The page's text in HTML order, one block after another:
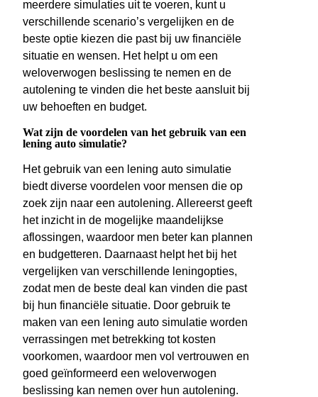
meerdere simulaties uit te voeren, kunt u
verschillende scenario’s vergelijken en de
beste optie kiezen die past bij uw financiële
situatie en wensen. Het helpt u om een
weloverwogen beslissing te nemen en de
autolening te vinden die het beste aansluit bij
uw behoeften en budget.
Wat zijn de voordelen van het gebruik van een
lening auto simulatie?
Het gebruik van een lening auto simulatie
biedt diverse voordelen voor mensen die op
zoek zijn naar een autolening. Allereerst geeft
het inzicht in de mogelijke maandelijkse
aflossingen, waardoor men beter kan plannen
en budgetteren. Daarnaast helpt het bij het
vergelijken van verschillende leningopties,
zodat men de beste deal kan vinden die past
bij hun financiële situatie. Door gebruik te
maken van een lening auto simulatie worden
verrassingen met betrekking tot kosten
voorkomen, waardoor men vol vertrouwen en
goed geïnformeerd een weloverwogen
beslissing kan nemen over hun autolening.